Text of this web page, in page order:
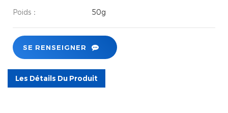
Poids： 50g
SE RENSEIGNER
Les Détails Du Produit